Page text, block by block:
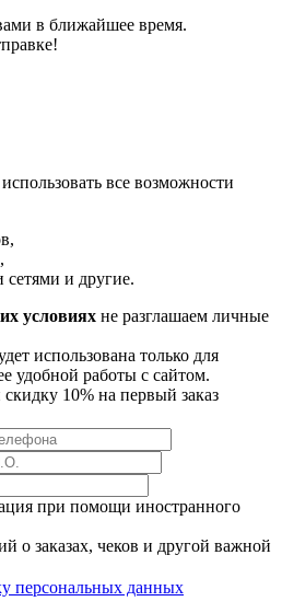
в ближайшее время.
все возможности
сетями и другие.
условиях не разглашаем личные
использована только для
удобной работы с сайтом.
скидку 10% на первый заказ
при помощи иностранного
о заказах, чеков и другой важной
персональных данных